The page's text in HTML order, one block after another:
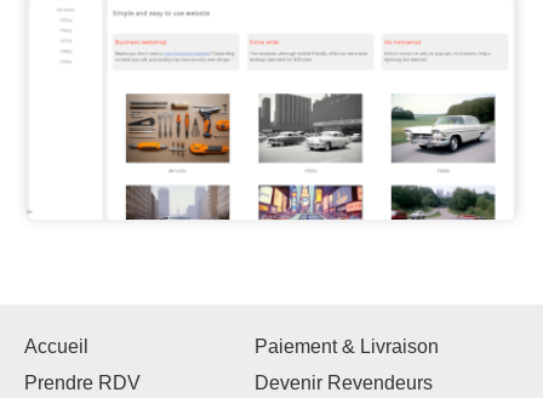
Accueil
Paiement & Livraison
Prendre RDV
Devenir Revendeurs